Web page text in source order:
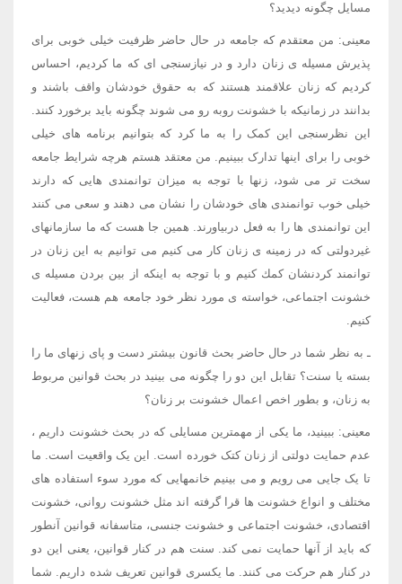
مسایل چگونه دیدید؟
معینی: من معتقدم که جامعه در حال حاضر ظرفیت خیلی خوبی برای
پذیرش مسیله ی زنان دارد و در نیازسنجی ای که ما کردیم، احساس
کردیم که زنان علاقمند هستند که به حقوق خودشان واقف باشند و
بدانند در زمانیکه با خشونت روبه رو می شوند چگونه باید برخورد کنند.
این نظرسنجی این کمک را به ما کرد که بتوانیم برنامه های خیلی
خوبی را برای اینها تدارک ببینیم. من معتقد هستم هرچه شرایط جامعه
سخت تر می شود، زنها با توجه به میزان توانمندی هایی که دارند
خیلی خوب توانمندی های خودشان را نشان می دهند و سعی می کنند
این توانمندی ها را به فعل دربیاورند. همین جا هست که ما سازمانهای
غیردولتی که در زمینه ی زنان کار می کنیم می توانیم به این زنان در
توانمند كردنشان كمك کنیم و با توجه به اینكه از بین بردن مسیله ی
خشونت اجتماعی، خواسته ی مورد نظر خود جامعه هم هست، فعالیت
کنیم.
ـ به نظر شما در حال حاضر بحث قانون بیشتر دست و پای زنهای ما را
بسته یا سنت؟ تقابل این دو را چگونه می بینید در بحث قوانین مربوط
به زنان، و بطور اخص اعمال خشونت بر زنان؟
معینی: ببینید، ما یکی از مهمترین مسایلی که در بحث خشونت داریم ،
عدم حمایت دولتی از زنان کتک خورده است. این یک واقعیت است. ما
تا یک جایی می رویم و می بینیم خانمهایی که مورد سوء استفاده های
مختلف و انواع خشونت ها قرا گرفته اند مثل خشونت روانی، خشونت
اقتصادی، خشونت اجتماعی و خشونت جنسی، متاسفانه قوانین آنطور
که باید از آنها حمایت نمی کند. سنت هم در کنار قوانین، یعنی این دو
در کنار هم حرکت می کنند. ما یکسری قوانین تعریف شده داریم. شما